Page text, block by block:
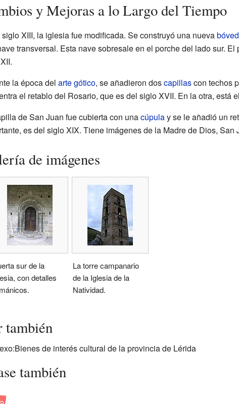
y Mejoras a lo Largo del Tiempo
siglo XIII, la iglesia fue modificada. Se construyó una nueva
transversal. Esta nave sobresale en el porche del lado sur.
la época del arte gótico, se añadieron doscapillascon techos
el retablo del Rosario, que es del siglo XVII. En la otra, está
de San Juan fue cubierta con unacúpulay se le añadió un
es del siglo XIX. Tiene imágenes de la Madre de Dios, San
de imágenes
sur de la
con detalles
La torre campanario
de la Iglesia de la
Natividad.
también
de interés cultural de la provincia de Lérida
también